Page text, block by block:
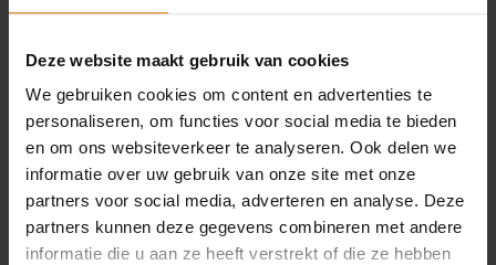
Deze website maakt gebruik van cookies
We gebruiken cookies om content en advertenties te
personaliseren, om functies voor social media te bieden
en om ons websiteverkeer te analyseren. Ook delen we
informatie over uw gebruik van onze site met onze
partners voor social media, adverteren en analyse. Deze
partners kunnen deze gegevens combineren met andere
informatie die u aan ze heeft verstrekt of die ze hebben
een steenoven, op een schilderachtig terrasje
diezelfde pizza eet in het comfort van uw eigen
achtertuin. Met de pizzasteen hoeft u niet naar
Italië. U kunt elke dag van de week genieten van
la dolce vita, of u nu pizza, brood of een dessert
maakt.
PIZZASTEEN